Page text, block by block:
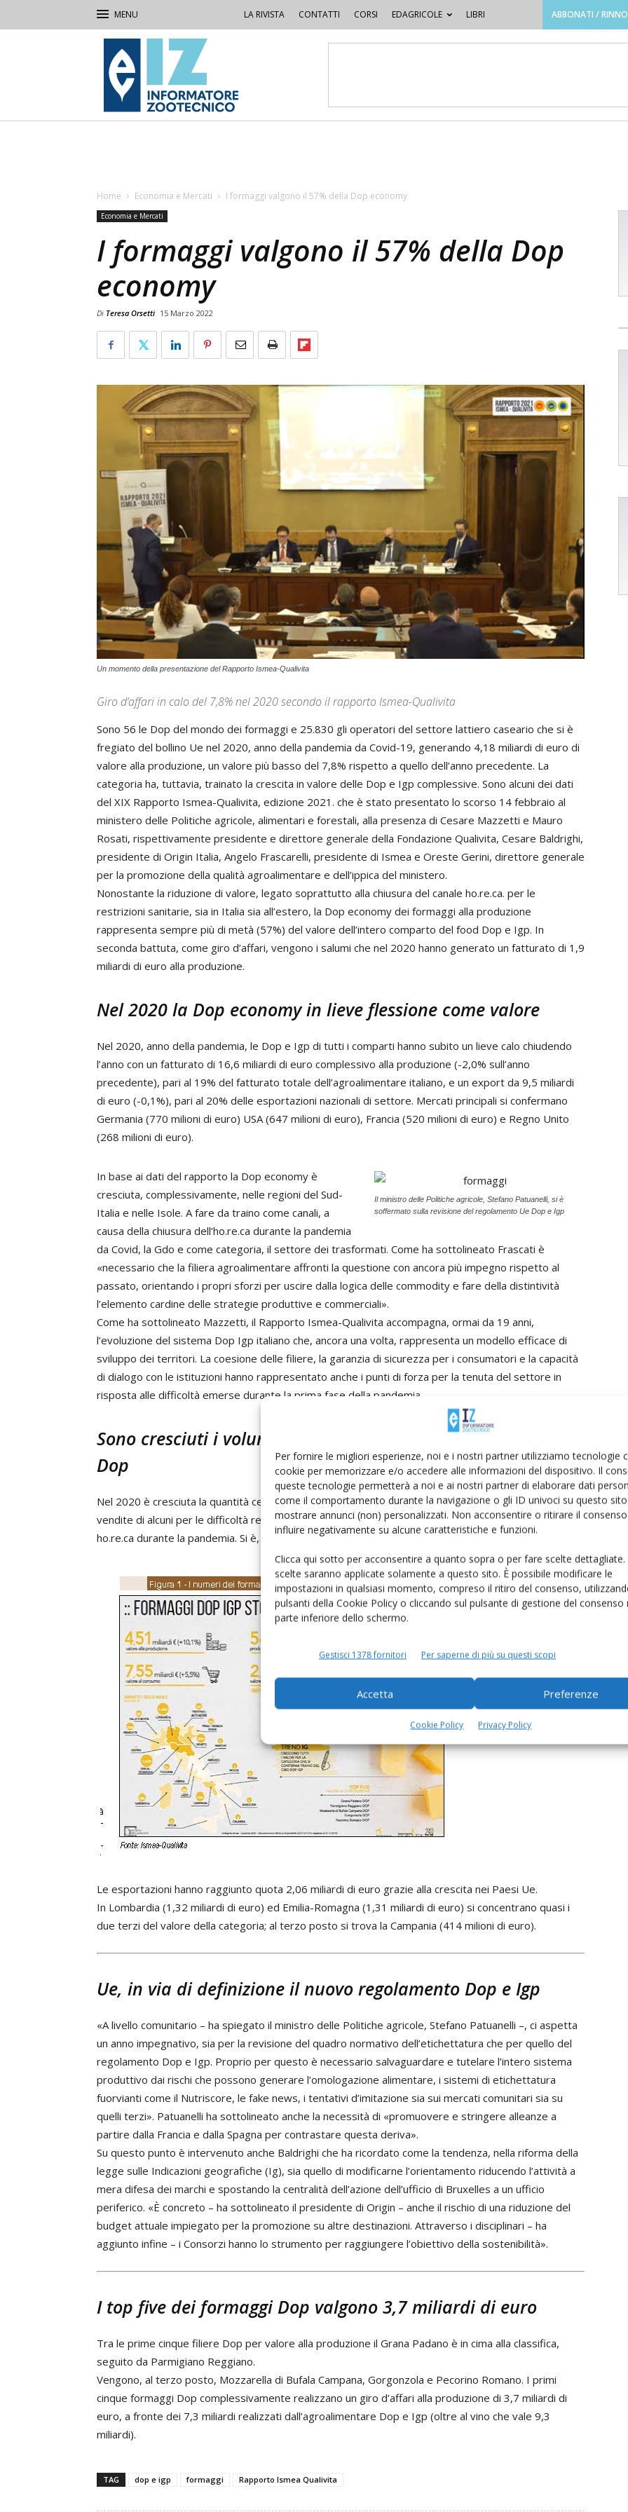
Per fornire le migliori esperienze, noi e i nostri partner utilizziamo tecnologie
cookie per memorizzare e/o accedere alle informazioni del dispositivo. Il
queste tecnologie permetterà a noi e ai nostri partner di elaborare dati
come il comportamento durante la navigazione o gli ID univoci su questo
mostrare annunci (non) personalizzati. Non acconsentire o ritirare il
influire negativamente su alcune caratteristiche e funzioni.
Clicca qui sotto per acconsentire a quanto sopra o per fare scelte dettagliate.
scelte saranno applicate solamente a questo sito. È possibile modificare le
impostazioni in qualsiasi momento, compreso il ritiro del consenso,
pulsanti della Cookie Policy o cliccando sul pulsante di gestione del consenso
parte inferiore dello schermo.
Gestisci 1378 fornitori Per saperne di più su questi scopi
Accetta Preferenze
Cookie Policy Privacy Policy
LA RIVISTA CONTATTI CORSI EDAGRICOLE LIBRI ABBONATI /
IZ
Informatore
Zootecnico
Home Economia e Mercati I formaggi valgono il 57% della Dop economy
Economia e Mercati
I formaggi valgono il 57% della Dop
economy
Di Teresa Orsetti 15 Marzo 2022
Un momento della presentazione del Rapporto Ismea-Qualivita
Giro d’affari in calo del 7,8% nel 2020 secondo il rapporto Ismea-Qualivita
Sono 56 le Dop del mondo dei formaggi e 25.830 gli operatori del settore lattiero caseario che si è
fregiato del bollino Ue nel 2020, anno della pandemia da Covid-19, generando 4,18 miliardi di euro di
valore alla produzione, un valore più basso del 7,8% rispetto a quello dell’anno precedente. La
categoria ha, tuttavia, trainato la crescita in valore delle Dop e Igp complessive. Sono alcuni dei dati
del XIX Rapporto Ismea-Qualivita, edizione 2021. che è stato presentato lo scorso 14 febbraio al
ministero delle Politiche agricole, alimentari e forestali, alla presenza di Cesare Mazzetti e Mauro
Rosati, rispettivamente presidente e direttore generale della Fondazione Qualivita, Cesare Baldrighi,
presidente di Origin Italia, Angelo Frascarelli, presidente di Ismea e Oreste Gerini, direttore generale
per la promozione della qualità agroalimentare e dell’ippica del ministero.
Nonostante la riduzione di valore, legato soprattutto alla chiusura del canale ho.re.ca. per le
restrizioni sanitarie, sia in Italia sia all’estero, la Dop economy dei formaggi alla produzione
rappresenta sempre più di metà (57%) del valore dell’intero comparto del food Dop e Igp. In
seconda battuta, come giro d’affari, vengono i salumi che nel 2020 hanno generato un fatturato di 1,9
miliardi di euro alla produzione.
Nel 2020 la Dop economy in lieve flessione come valore
Nel 2020, anno della pandemia, le Dop e Igp di tutti i comparti hanno subito un lieve calo chiudendo
l’anno con un fatturato di 16,6 miliardi di euro complessivo alla produzione (-2,0% sull’anno
precedente), pari al 19% del fatturato totale dell’agroalimentare italiano, e un export da 9,5 miliardi
di euro (-0,1%), pari al 20% delle esportazioni nazionali di settore. Mercati principali si confermano
Germania (770 milioni di euro) USA (647 milioni di euro), Francia (520 milioni di euro) e Regno Unito
(268 milioni di euro).
Il ministro delle Politiche agricole, Stefano Patuanelli, si è
soffermato sulla revisione del regolamento Ue Dop e Igp
In base ai dati del rapporto la Dop economy è
cresciuta, complessivamente, nelle regioni del Sud-
Italia e nelle Isole. A fare da traino come canali, a
causa della chiusura dell’ho.re.ca durante la pandemia
da Covid, la Gdo e come categoria, il settore dei trasformati. Come ha sottolineato Frascati è
«necessario che la filiera agroalimentare affronti la questione con ancora più impegno rispetto al
passato, orientando i propri sforzi per uscire dalla logica delle commodity e fare della distintività
l’elemento cardine delle strategie produttive e commerciali».
Come ha sottolineato Mazzetti, il Rapporto Ismea-Qualivita accompagna, ormai da 19 anni,
l’evoluzione del sistema Dop Igp italiano che, ancora una volta, rappresenta un modello efficace di
sviluppo dei territori. La coesione delle filiere, la garanzia di sicurezza per i consumatori e la capacità
di dialogo con le istituzioni hanno rappresentato anche i punti di forza per la tenuta del settore in
risposta alle difficoltà emerse durante la prima fase della pandemia.
Sono cresciuti i volumi, ma diminuiti i prezzi dei formaggi
Dop
Nel 2020 è cresciuta la quantità certificata dei formaggi Dop, ma è sceso il valore realizzato dalle
vendite di alcuni per le difficoltà registrate in Italia, soprattutto a causa della chiusura del canale
ho.re.ca durante la pandemia. Si è, quindi, venduto di più a prezzi inferiori.
Le esportazioni hanno raggiunto quota 2,06 miliardi di euro grazie alla crescita nei Paesi Ue.
In Lombardia (1,32 miliardi di euro) ed Emilia-Romagna (1,31 miliardi di euro) si concentrano quasi i
due terzi del valore della categoria; al terzo posto si trova la Campania (414 milioni di euro).
Ue, in via di definizione il nuovo regolamento Dop e Igp
«A livello comunitario – ha spiegato il ministro delle Politiche agricole, Stefano Patuanelli –, ci aspetta
un anno impegnativo, sia per la revisione del quadro normativo dell’etichettatura che per quello del
regolamento Dop e Igp. Proprio per questo è necessario salvaguardare e tutelare l’intero sistema
produttivo dai rischi che possono generare l’omologazione alimentare, i sistemi di etichettatura
fuorvianti come il Nutriscore, le fake news, i tentativi d’imitazione sia sui mercati comunitari sia su
quelli terzi». Patuanelli ha sottolineato anche la necessità di «promuovere e stringere alleanze a
partire dalla Francia e dalla Spagna per contrastare questa deriva».
Su questo punto è intervenuto anche Baldrighi che ha ricordato come la tendenza, nella riforma della
legge sulle Indicazioni geografiche (Ig), sia quello di modificarne l’orientamento riducendo l’attività a
mera difesa dei marchi e spostando la centralità dell’azione dell’ufficio di Bruxelles a un ufficio
periferico. «È concreto – ha sottolineato il presidente di Origin – anche il rischio di una riduzione del
budget attuale impiegato per la promozione su altre destinazioni. Attraverso i disciplinari – ha
aggiunto infine – i Consorzi hanno lo strumento per raggiungere l’obiettivo della sostenibilità».
I top five dei formaggi Dop valgono 3,7 miliardi di euro
Tra le prime cinque filiere Dop per valore alla produzione il Grana Padano è in cima alla classifica,
seguito da Parmigiano Reggiano.
Vengono, al terzo posto, Mozzarella di Bufala Campana, Gorgonzola e Pecorino Romano. I primi
cinque formaggi Dop complessivamente realizzano un giro d’affari alla produzione di 3,7 miliardi di
euro, a fronte dei 7,3 miliardi realizzati dall’agroalimentare Dop e Igp (oltre al vino che vale 9,3
miliardi).
TAG dop e igp formaggi Rapporto Ismea Qualivita